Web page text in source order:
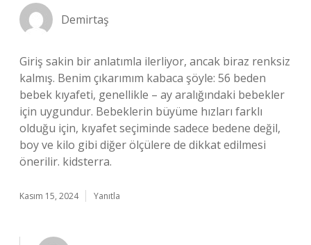
Demirtaş
Giriş sakin bir anlatımla ilerliyor, ancak biraz renksiz
kalmış. Benim çıkarımım kabaca şöyle: 56 beden
bebek kıyafeti, genellikle – ay aralığındaki bebekler
için uygundur. Bebeklerin büyüme hızları farklı
olduğu için, kıyafet seçiminde sadece bedene değil,
boy ve kilo gibi diğer ölçülere de dikkat edilmesi
önerilir. kidsterra.
Kasım 15, 2024 Yanıtla